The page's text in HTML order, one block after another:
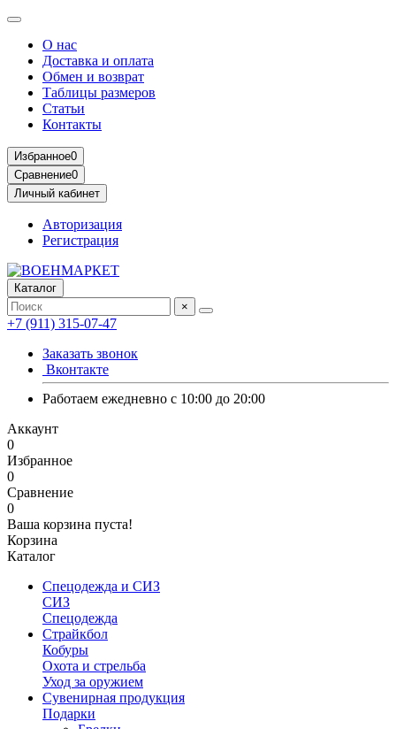
О нас
Доставка и оплата
Обмен и возврат
Таблицы размеров
Статьи
Контакты
Избранное0
Сравнение0
Личный кабинет
Авторизация
Регистрация
Каталог
×
+7 (911) 315-07-47
Заказать звонок
Вконтакте
Работаем ежедневно с 10:00 до 20:00
Аккаунт
0
Избранное
0
Сравнение
0
Ваша корзина пуста!
Корзина
Каталог
Спецодежда и СИЗ
СИЗ
Спецодежда
Страйкбол
Кобуры
Охота и стрельба
Уход за оружием
Сувенирная продукция
Подарки